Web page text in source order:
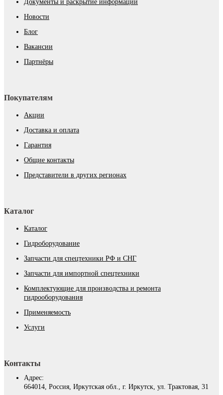
Документы и раскрытие информации
Новости
Блог
Вакансии
Партнёры
Покупателям
Акции
Доставка и оплата
Гарантия
Общие контакты
Представители в других регионах
Каталог
Каталог
Гидроборудование
Запчасти для спецтехники РФ и СНГ
Запчасти для импортной спецтехники
Комплектующие для производства и ремонта
гидрооборудования
Применяемость
Услуги
Контакты
Адрес:
664014, Россия, Иркутская обл., г. Иркутск, ул. Трактовая, 31